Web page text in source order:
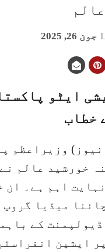
جون 26, 2025
ایٹو
خطاب
نیوز) وزیراعظم
خورشید عالم
اہم ہے۔ ان
میڈیا
ڈیولپمنٹ کے
ایشین